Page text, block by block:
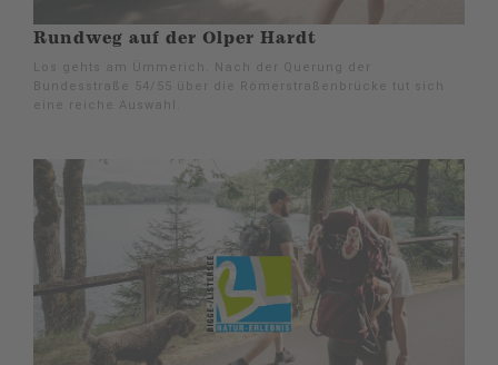
Rundweg auf der Olper Hardt
Los gehts am Ümmerich. Nach der Querung der
Bundesstraße 54/55 über die Römerstraßenbrücke tut sich
eine reiche Auswahl.